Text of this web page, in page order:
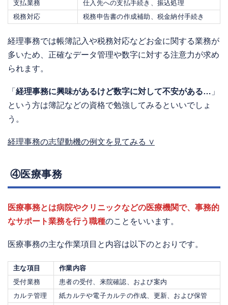
支払業務
仕入先への支払手続き、振込処理
税務対応
税務申告書の作成補助、税金納付手続き
経理事務では帳簿記入や税務対応などお金に関する業務が
多いため、正確なデータ管理や数字に対する注意力が求め
られます。
「 経理事務に興味があるけど数字に対して不安がある… 」
という方は簿記などの資格で勉強してみるといいでしょ
う。
経理事務の志望動機の例文を見てみる ∨
④医療事務
医療事務とは病院やクリニックなどの医療機関で、事務的
なサポート業務を行う職種のことをいいます。
医療事務の主な作業項目と内容は以下のとおりです。
主な項目
作業内容
受付業務
患者の受付、来院確認、および案内
カルテ管理
紙カルテや電子カルテの作成、更新、および保管